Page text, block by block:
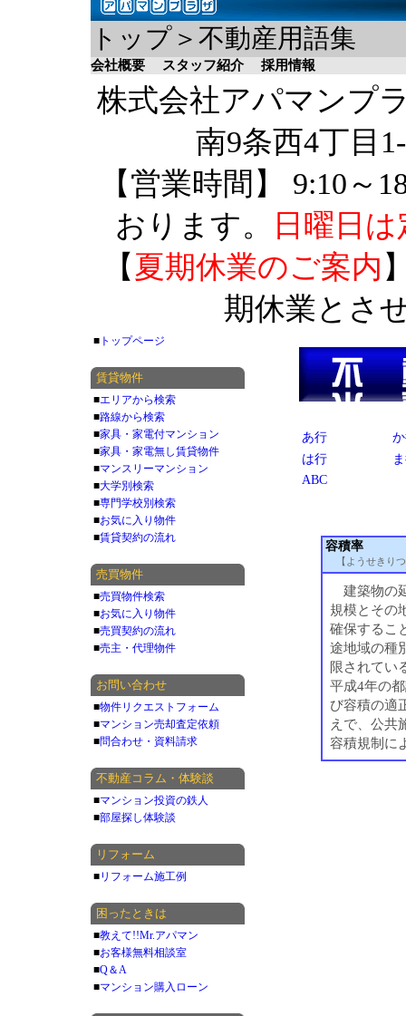
トップ＞不動産用語集
会社概要 スタッフ紹介 採用情報
株式会社アパマンプ
南9条西4丁目
【営業時間】 9:10～
おります。
日曜日
【 夏期休業のご案内
期休業とさ
あ行
は行
ABC
容積率
【ようせきり
建築物の
規模とその
確保するこ
途地域の種
限されてい
平成4年の
び容積の適
えで、公共
容積規制に
■ トップページ
賃貸物件
■エリアから検索
■路線から検索
■家具・家電付マンション
■家具・家電無し賃貸物件
■マンスリーマンション
■大学別検索
■専門学校別検索
■お気に入り物件
■賃貸契約の流れ
売買物件
■売買物件検索
■お気に入り物件
■売買契約の流れ
■売主・代理物件
お問い合わせ
■物件リクエストフォーム
■マンション売却査定依頼
■問合わせ・資料請求
不動産コラム・体験談
■マンション投資の鉄人
■部屋探し体験談
リフォーム
■リフォーム施工例
困ったときは
■教えて!!Mr.アパマン
■お客様無料相談室
■Q＆A
■マンション購入ローン